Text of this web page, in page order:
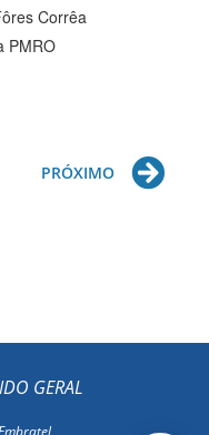
Corrêa
PMRO
PRÓXIMO
GERAL